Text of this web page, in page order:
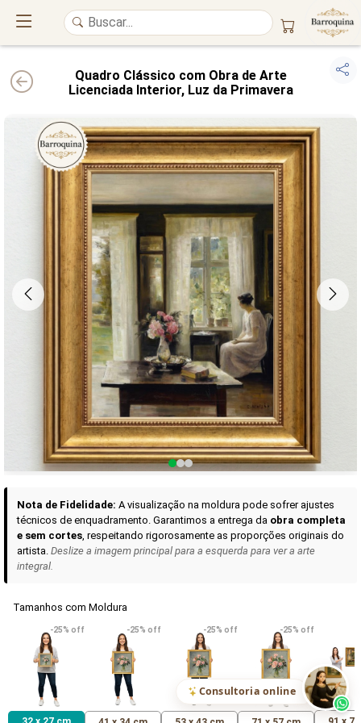
UM ATELIÊ 100% FINE ART
Trazemos a imponência dasmaiores obras de arte do mundo
para o
alto padrão da sua casa. Nosso acervo reúne a genialidade de grandes
pintores renomados
, resgatando artes reaise o requinte inconfundível
das obras do século XIX . Produção artesanal em Canvas 100% Algodão
Madeira Maciçae impressão com Pigmentação Mineral
QUALIDADE DE MUSEU GARANTIA ETERNA
Curadoria das Campanhas
A seleção de obras-primas apresentadas em nossos vídeos nas redes
sociais, reunidas aqui para sua apreciação.
VER DETALHES
Madona de Loreto
R$ 538,42
VER DETALHES
Narciso- caravaggio
R$ 365,92
VER
Maria
uma Rosa
R$ 365,92
Consultoria online
Quadro Clássico com Obra de Arte
Licenciada Interior, Luz da Primavera
Nota de Fidelidade: A visualização na moldura pode sofrer ajustes
técnicos de enquadramento. Garantimos a entrega da obra completa
e sem cortes, respeitando rigorosamente as proporções originais do
artista. Deslize a imagem principal para a esquerda para ver a arte
integral.
Tamanhos com Moldura
-25% off -25% off -25% off -25% off